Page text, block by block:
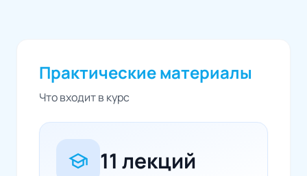
Практические материалы
Что входит в курс
school 11 лекций